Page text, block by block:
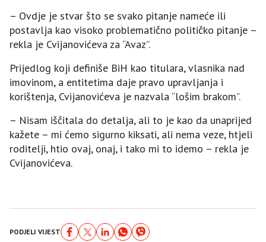
– Ovdje je stvar što se svako pitanje nameće ili
postavlja kao visoko problematično političko pitanje –
rekla je Cvijanovićeva za “Avaz”.
Prijedlog koji definiše BiH kao titulara, vlasnika nad
imovinom, a entitetima daje pravo upravljanja i
korištenja, Cvijanovićeva je nazvala “lošim brakom”.
– Nisam iščitala do detalja, ali to je kao da unaprijed
kažete – mi ćemo sigurno kiksati, ali nema veze, htjeli
roditelji, htio ovaj, onaj, i tako mi to idemo – rekla je
Cvijanovićeva.
PODJELI VIJEST